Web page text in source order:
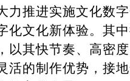
推进实施文化数字
化文化新体验。其
以其快节奏、高密
活的制作优势，接